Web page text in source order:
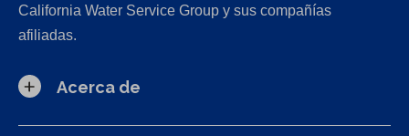
California Water Service Group y sus compañías
afiliadas.
Acerca de